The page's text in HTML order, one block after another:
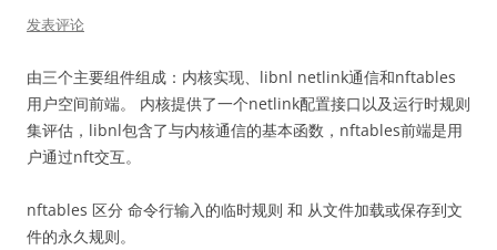
发表评论
由三个主要组件组成：内核实现、libnl netlink通信和nftables
用户空间前端。 内核提供了一个netlink配置接口以及运行时规则
集评估，libnl包含了与内核通信的基本函数，nftables前端是用
户通过nft交互。
nftables 区分 命令行输入的临时规则 和 从文件加载或保存到文
件的永久规则。